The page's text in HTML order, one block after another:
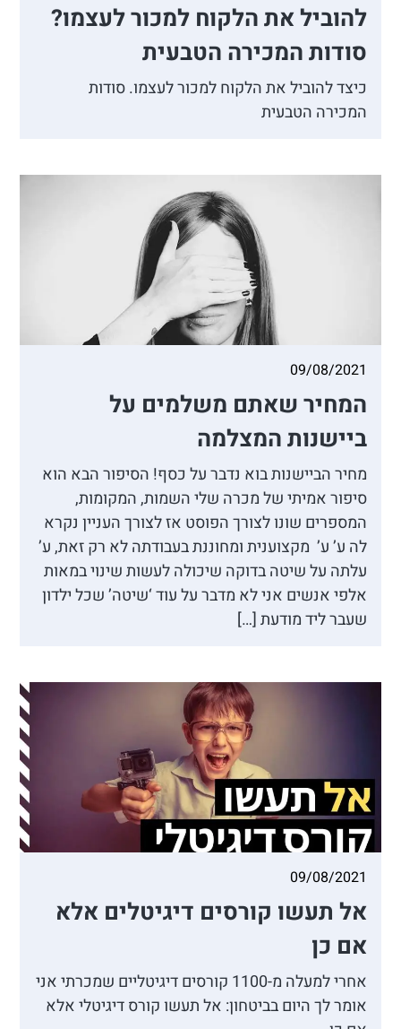
להוביל את הלקוח למכור לעצמו?
סודות המכירה הטבעית
כיצד להוביל את הלקוח למכור לעצמו. סודות
המכירה הטבעית
09/08/2021
המחיר שאתם משלמים על
ביישנות המצלמה
מחיר הביישנות בוא נדבר על כסף! הסיפור הבא הוא
סיפור אמיתי של מכרה שלי השמות, המקומות,
המספרים שונו לצורך הפוסט אז לצורך העניין נקרא
לה ע’ ע’ מקצוענית ומחוננת בעבודתה לא רק זאת, ע’
עלתה על שיטה בדוקה שיכולה לעשות שינוי במאות
אלפי אנשים אני לא מדבר על עוד ‘שיטה’ שכל ילדון
שעבר ליד מודעת […]
09/08/2021
אל תעשו קורסים דיגיטלים אלא
אם כן
אחרי למעלה מ-1100 קורסים דיגיטליים שמכרתי אני
אומר לך היום בביטחון: אל תעשו קורס דיגיטלי אלא